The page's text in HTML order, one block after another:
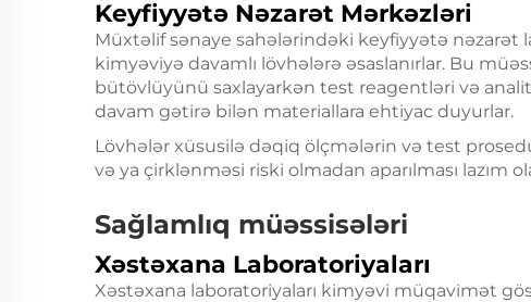
Keyfiyyətə Nəzarət Mərkəzləri
Müxtəlif sənaye sahələrindəki keyfiyyətə nəzarət
kimyəviyə davamlı lövhələrə əsaslanırlar. Bu
bütövlüyünü saxlayarkən test reagentləri və
davam gətirə bilən materiallara ehtiyac duyurlar.
Lövhələr xüsusilə dəqiq ölçmələrin və test
və ya çirklənməsi riski olmadan aparılması lazım
Sağlamlıq müəssisələri
Xəstəxana Laboratoriyaları
Xəstəxana laboratoriyaları kimyəvi müqavimət